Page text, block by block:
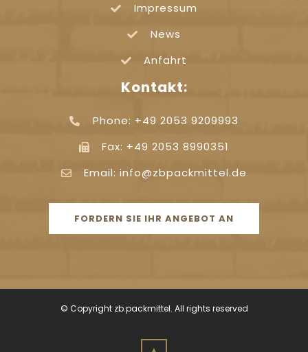
Impressum
News
Anfahrt
Kontakt:
Phone: +49 2053 9209993
Fax: +49 2053 8990351
Email: info@zbpackmittel.de
FORDERN SIE IHR ANGEBOT AN
© Copyright zb.packmittel. All rights reserved